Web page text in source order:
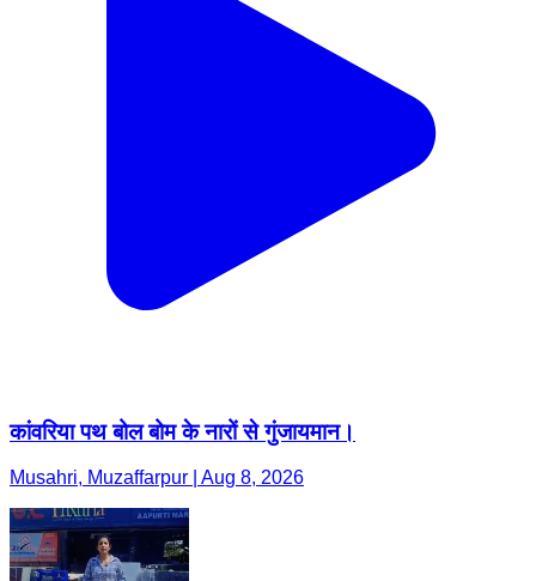
कांवरिया पथ बोल बोम के नारों से गुंजायमान।
Musahri, Muzaffarpur | Aug 8, 2026